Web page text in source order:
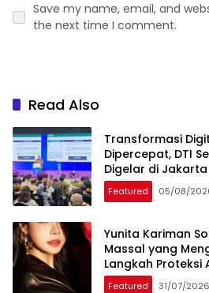
Save my name, email, and
the next time I comment.
Read Also
Transformasi
Dipercepat, DTI
Digelar di Jakarta
Featured 05/08/
Yunita Kariman
Massal yang
Langkah Proteksi
Diketahui
Featured 31/07/2026